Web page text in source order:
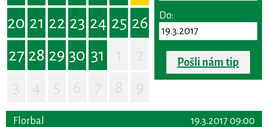
20 21 22 23 24 25 26
27 28 29 30 31
Do:
Pošli nám tip
19.3.2017 09:00
Florbal